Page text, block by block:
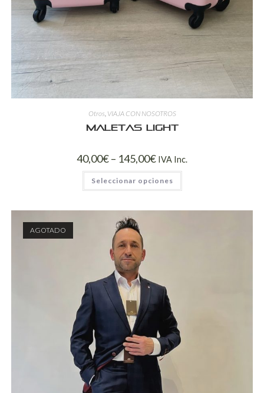
Otros, VIAJA CON NOSOTROS
Maletas Light
40,00€– 145,00€ IVA Inc.
Seleccionar opciones
AGOTADO